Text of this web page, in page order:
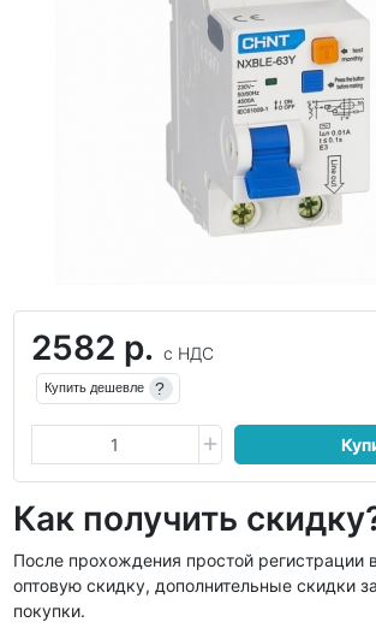
2582 р. с НДС
Купить дешевле ?
Как получить
После прохождения простой регистрации
оптовую скидку, дополнительные скидки
покупки.